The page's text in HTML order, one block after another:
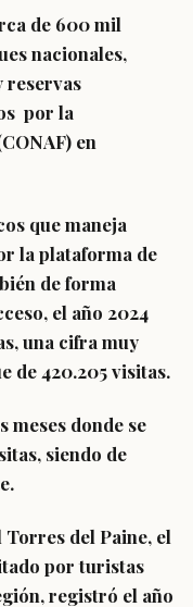
de 600 mil
nacionales,
reservas
por la
en
que maneja
la plataforma de
de forma
el año 2024
una cifra muy
de 420.205 visitas.
meses donde se
siendo de
del Paine, el
por turistas
registró el año